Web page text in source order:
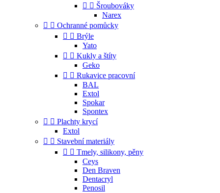
  Šroubováky
Narex
  Ochranné pomůcky
  Brýle
Yato
  Kukly a štíty
Geko
  Rukavice pracovní
BAL
Extol
Spokar
Spontex
  Plachty krycí
Extol
  Stavební materiály
  Tmely, silikony, pěny
Ceys
Den Braven
Dentacryl
Penosil